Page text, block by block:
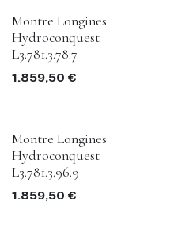
Montre Longines
Hydroconquest
L3.781.3.78.7
1.859,50 €
Montre Longines
Hydroconquest
L3.781.3.96.9
1.859,50 €